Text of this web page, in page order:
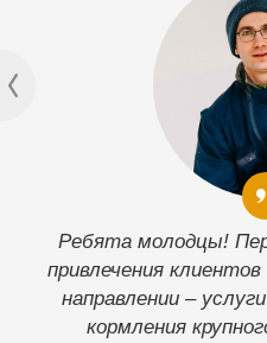
Ребята молодцы!
привлечения
направлении –
кормления
Что можно
работают качественно.
вертолетного клуба
реконструкция